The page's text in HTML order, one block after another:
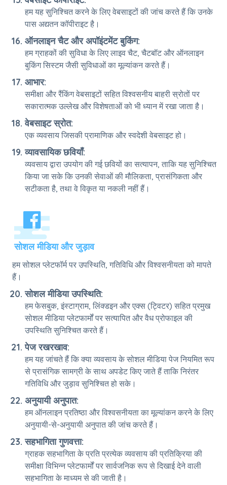
हम यह सुनिश्चित करने के लिए वेबसाइटों की जांच करते हैं कि उनके
पास अद्यतन कॉपीराइट है।
ऑनलाइन चैट और अपॉइंटमेंट बुकिंग:
हम ग्राहकों की सुविधा के लिए लाइव चैट, चैटबॉट और ऑनलाइन
बुकिंग सिस्टम जैसी सुविधाओं का मूल्यांकन करते हैं।
आभार:
समीक्षा और रैंकिंग वेबसाइटों सहित विश्वसनीय बाहरी स्रोतों पर
सकारात्मक उल्लेख और विशेषताओं को भी ध्यान में रखा जाता है।
वेबसाइट स्रोत:
एक व्यवसाय जिसकी प्रामाणिक और स्वदेशी वेबसाइट हो।
व्यावसायिक छवियाँ:
व्यवसाय द्वारा उपयोग की गई छवियों का सत्यापन, ताकि यह सुनिश्चित
किया जा सके कि उनकी सेवाओं की मौलिकता, प्रासंगिकता और
सटीकता है, तथा वे विकृत या नकली नहीं हैं।
सोशल मीडिया और जुड़ाव
हम सोशल प्लेटफॉर्म पर उपस्थिति, गतिविधि और विश्वसनीयता को मापते
हैं।
सोशल मीडिया उपस्थिति:
हम फेसबुक, इंस्टाग्राम, लिंक्डइन और एक्स (ट्विटर) सहित प्रमुख
सोशल मीडिया प्लेटफार्मों पर सत्यापित और वैध प्रोफाइल की
उपस्थिति सुनिश्चित करते हैं।
पेज रखरखाव:
हम यह जांचते हैं कि क्या व्यवसाय के सोशल मीडिया पेज नियमित रूप
से प्रासंगिक सामग्री के साथ अपडेट किए जाते हैं ताकि निरंतर
गतिविधि और जुड़ाव सुनिश्चित हो सके।
अनुयायी अनुपात:
हम ऑनलाइन प्रतिष्ठा और विश्वसनीयता का मूल्यांकन करने के लिए
अनुयायी-से-अनुयायी अनुपात की जांच करते हैं।
सहभागिता गुणवत्ता:
ग्राहक सहभागिता के प्रति प्रत्येक व्यवसाय की प्रतिक्रिया की
समीक्षा विभिन्न प्लेटफार्मों पर सार्वजनिक रूप से दिखाई देने वाली
सहभागिता के माध्यम से की जाती है।